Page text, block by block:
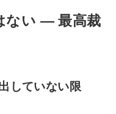
ない ― 最高裁
していない限